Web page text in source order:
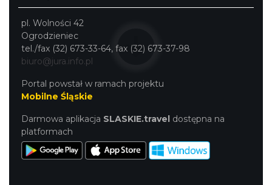
pl. Wolności 42
Ogrodzieniec
tel./fax (32) 673-33-64, fax (32) 673-37-98
biuro@jura.info.pl
Portal powstał w ramach projektu
Mobilne Śląskie
Darmowa aplikacja SLASKIE.travel dostępna na
platformach